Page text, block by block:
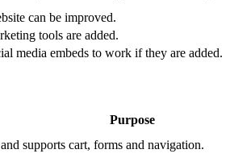
can be improved.
tools are added.
media embeds to work if they are added.
Purpose
supports cart, forms and navigation.